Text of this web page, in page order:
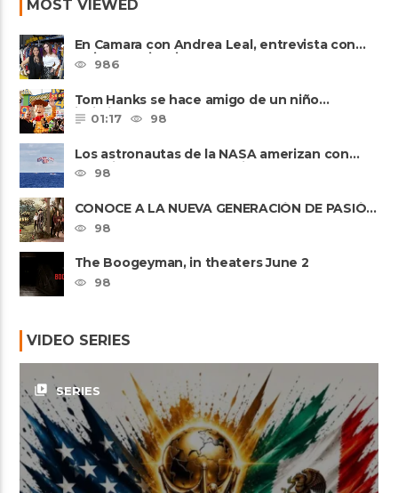
MOST VIEWED
En Camara con Andrea Leal, entrevista con
Majo Cornejo, Cirque Du ......
986
Tom Hanks se hace amigo de un niño
intimidado de 8 años llamado ......
01:17 98
Los astronautas de la NASA amerizan con
seguridad después del primer ......
98
CONOCE A LA NUEVA GENERACIÓN DE PASIÓN
DE GAVILANES II
98
The Boogeyman, in theaters June 2
98
VIDEO SERIES
video_library SERIES